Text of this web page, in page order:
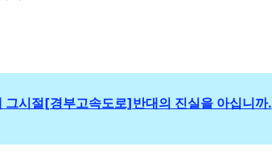
그시절[경부고속도로]반대의 진실을 아십니까.